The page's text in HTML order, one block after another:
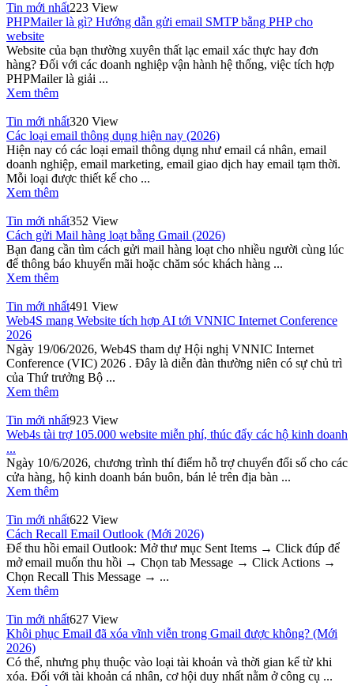
Tin mới nhất223 View
PHPMailer là gì? Hướng dẫn gửi email SMTP bằng PHP cho
website
Website của bạn thường xuyên thất lạc email xác thực hay đơn
hàng? Đối với các doanh nghiệp vận hành hệ thống, việc tích hợp
PHPMailer là giải ...
Xem thêm
Tin mới nhất320 View
Các loại email thông dụng hiện nay (2026)
Hiện nay có các loại email thông dụng như email cá nhân, email
doanh nghiệp, email marketing, email giao dịch hay email tạm thời.
Mỗi loại được thiết kế cho ...
Xem thêm
Tin mới nhất352 View
Cách gửi Mail hàng loạt bằng Gmail (2026)
Bạn đang cần tìm cách gửi mail hàng loạt cho nhiều người cùng lúc
để thông báo khuyến mãi hoặc chăm sóc khách hàng ...
Xem thêm
Tin mới nhất491 View
Web4S mang Website tích hợp AI tới VNNIC Internet Conference
2026
Ngày 19/06/2026, Web4S tham dự Hội nghị VNNIC Internet
Conference (VIC) 2026 . Đây là diễn đàn thường niên có sự chủ trì
của Thứ trưởng Bộ ...
Xem thêm
Tin mới nhất923 View
Web4s tài trợ 105.000 website miễn phí, thúc đẩy các hộ kinh doanh
...
Ngày 10/6/2026, chương trình thí điểm hỗ trợ chuyển đổi số cho các
cửa hàng, hộ kinh doanh bán buôn, bán lẻ trên địa bàn ...
Xem thêm
Tin mới nhất622 View
Cách Recall Email Outlook (Mới 2026)
Để thu hồi email Outlook: Mở thư mục Sent Items → Click đúp để
mở email muốn thu hồi → Chọn tab Message → Click Actions →
Chọn Recall This Message → ...
Xem thêm
Tin mới nhất627 View
Khôi phục Email đã xóa vĩnh viễn trong Gmail được không? (Mới
2026)
Có thể, nhưng phụ thuộc vào loại tài khoản và thời gian kể từ khi
xóa. Đối với tài khoản cá nhân, cơ hội duy nhất nằm ở công cụ ...